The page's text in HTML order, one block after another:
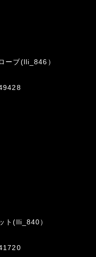
ーブ(lli_846）
ト(lli_840）